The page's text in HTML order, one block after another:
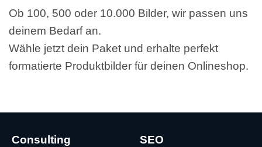
Ob 100, 500 oder 10.000 Bilder, wir passen uns
deinem Bedarf an.
Wähle jetzt dein Paket und erhalte perfekt
formatierte Produktbilder für deinen Onlineshop.
Consulting SEO